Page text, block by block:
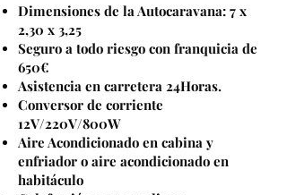
Dimensiones de la Autocaravana: 7 x
2,30 x 3,25
Seguro a todo riesgo con franquicia de
650€
Asistencia en carretera 24Horas.
Conversor de corriente
12V/220V/800W
Aire Acondicionado en cabina y
enfriador o aire acondicionado en
habitáculo